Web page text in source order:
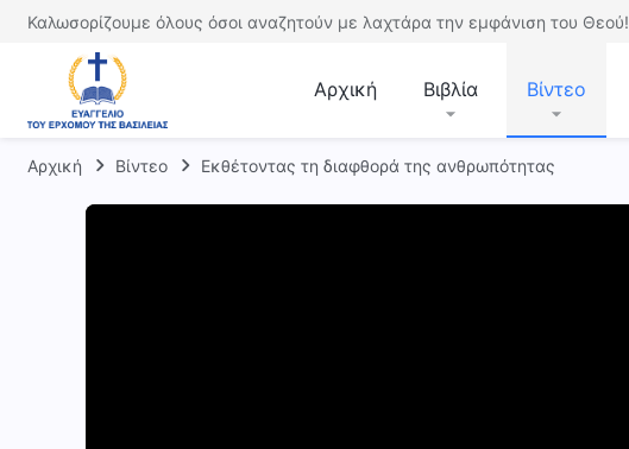
Καλωσορίζουμε όλους όσοι αναζητούν με λαχτάρα την εμφάνιση του Θεού!
Αρχική Βιβλία Βίντεο
Αρχική Βίντεο Εκθέτοντας τη διαφθορά της ανθρωπότητας